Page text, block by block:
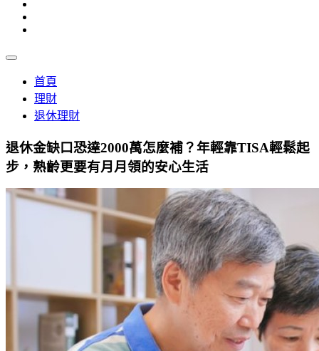
首頁
理財
退休理財
退休金缺口恐達2000萬怎麼補？年輕靠TISA輕鬆起
步，熟齡更要有月月領的安心生活